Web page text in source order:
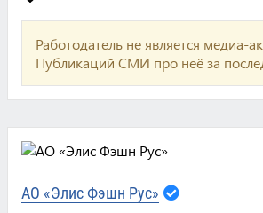
Работодатель не является медиа-
Публикаций СМИ про неё за
АО «Элис Фэшн Рус»